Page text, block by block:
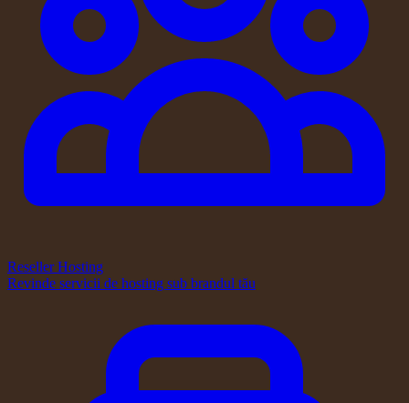
Reseller Hosting
Revinde servicii de hosting sub brandul tău